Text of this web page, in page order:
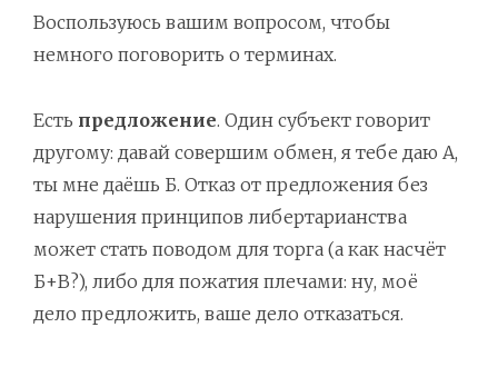
Воспользуюсь вашим вопросом, чтобы
немного поговорить о терминах.
Есть предложение. Один субъект говорит
другому: давай совершим обмен, я тебе даю А,
ты мне даёшь Б. Отказ от предложения без
нарушения принципов либертарианства
может стать поводом для торга (а как насчёт
Б+В?), либо для пожатия плечами: ну, моё
дело предложить, ваше дело отказаться.